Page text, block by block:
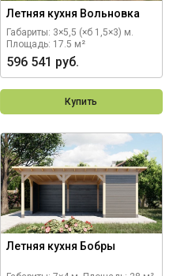
Летняя кухня Вольновка
Габариты: 3×5,5 (×б 1,5×3) м.
Площадь: 17.5 м²
596 541 руб.
Купить
Летняя кухня Бобры